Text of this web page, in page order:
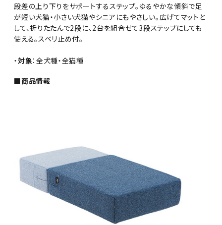
段差の上り下りをサポートするステップ。ゆるやかな傾斜で足
が短い犬猫・小さい犬猫やシニアにもやさしい。広げてマットと
して、折りたたんで2段に、2台を組合せて3段ステップにしても
使える。スベリ止め付。
・対象：全犬種・全猫種
■商品情報